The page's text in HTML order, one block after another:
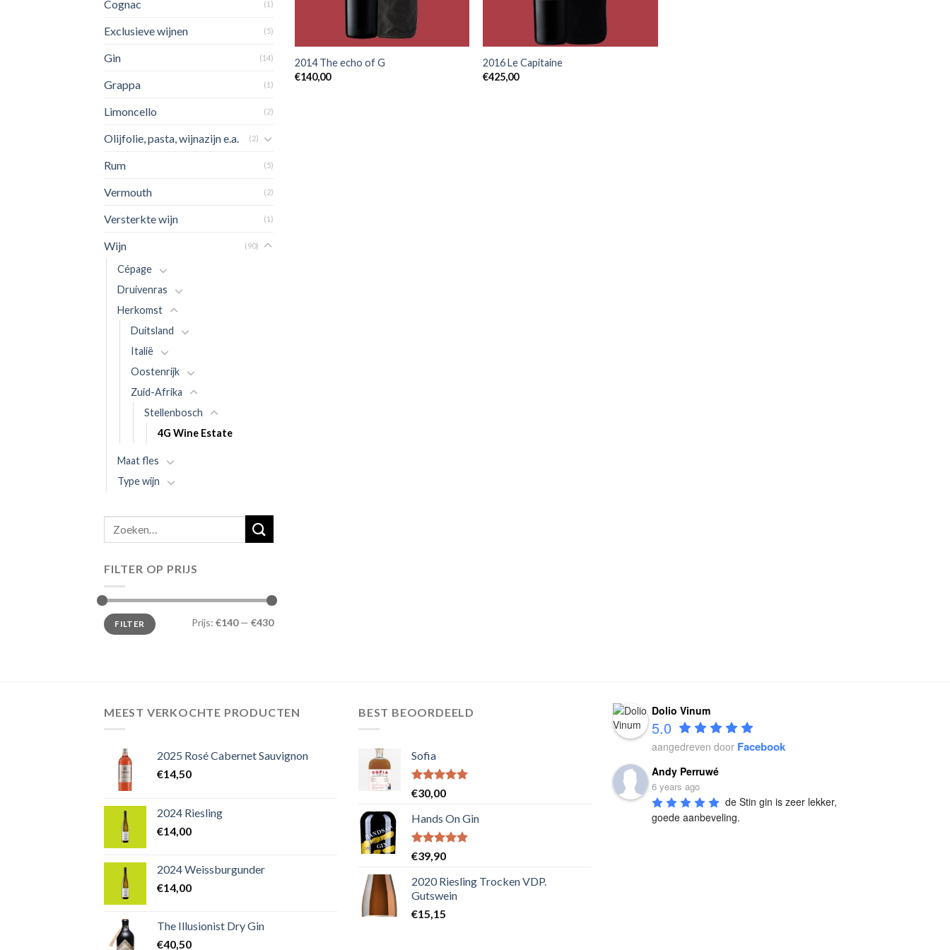
Cognac (1)
Exclusieve wijnen (5)
Gin (14)
Grappa (1)
Limoncello (2)
Olijfolie, pasta, wijnazijn e.a. (2)
Rum (5)
Vermouth (2)
Versterkte wijn (1)
Wijn (90)
Cépage
Druivenras
Herkomst
Duitsland
Italië
Oostenrijk
Zuid-Afrika
Stellenbosch
4G Wine Estate
Maat fles
Type wijn
Zoeken
naar:
FILTER OP PRIJS
FILTER Prijs: €140— €430
2014 The echo of G
€140,00
2016 Le Capitaine
€425,00
MEEST VERKOCHTE PRODUCTEN
2025 Rosé Cabernet Sauvignon
€14,50
2024 Riesling
€14,00
2024 Weissburgunder
€14,00
The Illusionist Dry Gin
€40,50
BEST BEOORDEELD
Sofia
Waardering
5.00uit 5
€30,00
Hands On Gin
Waardering
5.00uit 5
€39,90
2020 Riesling Trocken VDP.
Gutswein
€15,15
Dolio Vinum
5.0
aangedreven door Facebook
Andy Perruwé
6 years ago
de Stin gin is zeer lekker,
goede aanbeveling.